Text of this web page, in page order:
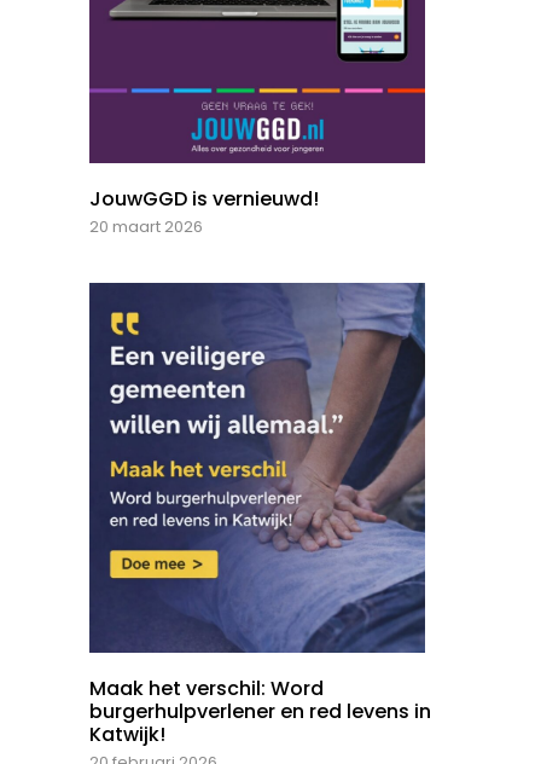
JouwGGD is vernieuwd!
20 maart 2026
Maak het verschil: Word
burgerhulpverlener en red levens in
Katwijk!